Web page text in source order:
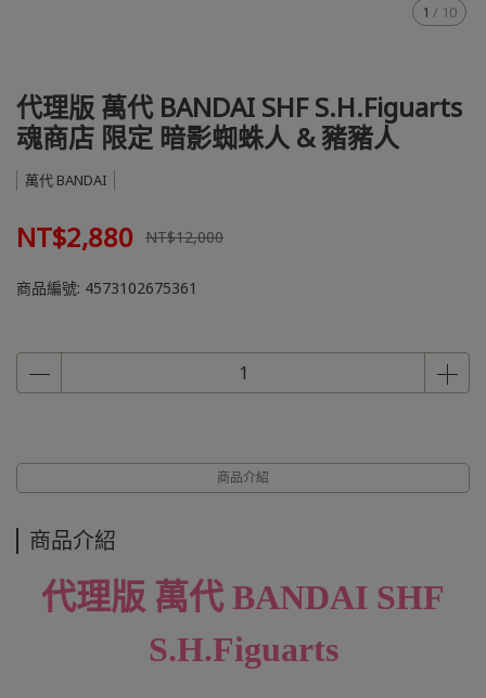
1 / 10
代理版 萬代 BANDAI SHF S.H.Figuarts
魂商店 限定 暗影蜘蛛人 & 豬豬人
萬代 BANDAI
NT$2,880 NT$12,000
商品編號: 4573102675361
商品介紹
商品介紹
代理版 萬代 BANDAI SHF
S.H.Figuarts